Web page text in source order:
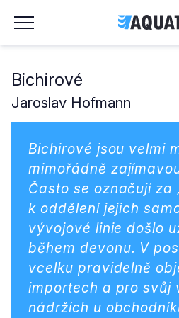
Bichirové
Jaroslav Hofmann
Bichirové jsou velmi
mimořádně
Často se označují za
k oddělení jejich
vývojové linie došlo
během devonu. V
vcelku pravidelně
importech a pro svůj
nádržích u